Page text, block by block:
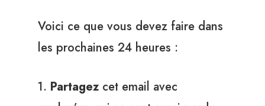
Voici ce que vous devez faire dans
les prochaines 24 heures :
1. Partagez cet email avec